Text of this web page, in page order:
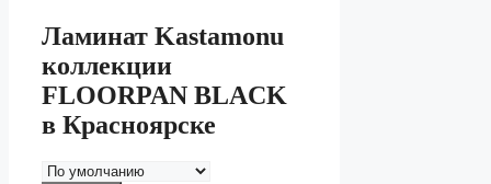
Ламинат Kastamonu
коллекции
FLOORPAN BLACK
в Красноярске